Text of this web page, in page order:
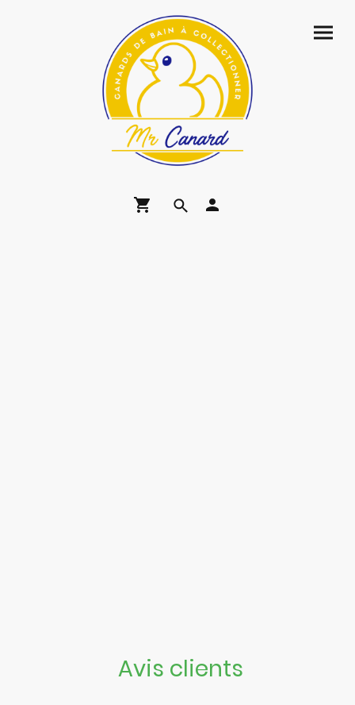
Avis clients